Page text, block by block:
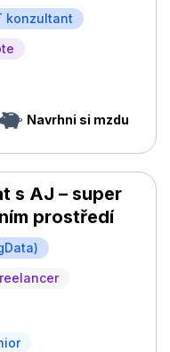
konzultant
Navrhni si mzdu
s AJ – super
prostředí